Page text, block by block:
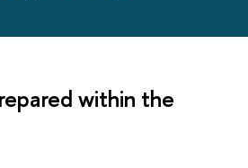
within the